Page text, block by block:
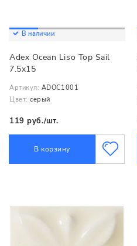
В наличии
Adex Ocean Liso Top Sail
7.5x15
Артикул: ADOC1001
Цвет: серый
119 руб./шт.
В корзину